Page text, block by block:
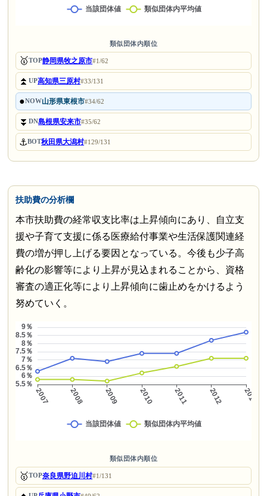
類似団体内順位
🥇TOP静岡県牧之原市#1/62
⏫UP高知県三原村#33/131
●NOW山形県東根市#34/62
⏬DN島根県安来市#35/62
⚓BOT秋田県大潟村#129/131
扶助費の分析欄
本市扶助費の経常収支比率は上昇傾向にあり、自立支
援や子育て支援に係る医療給付事業や生活保護関連経
費の増が押し上げる要因となっている。今後も少子高
齢化の影響等により上昇が見込まれることから、資格
審査の適正化等により上昇傾向に歯止めをかけるよう
努めていく。
類似団体内順位
🥇TOP奈良県野迫川村#1/131